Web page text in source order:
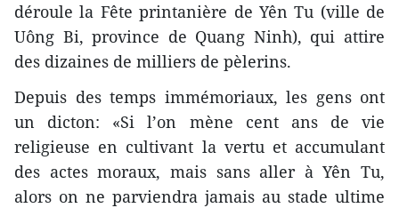
déroule la Fête printanière de Yên Tu (ville de
Uông Bi, province de Quang Ninh), qui attire
des dizaines de milliers de pèlerins.
Depuis des temps immémoriaux, les gens ont
un dicton: «Si l’on mène cent ans de vie
religieuse en cultivant la vertu et accumulant
des actes moraux, mais sans aller à Yên Tu,
alors on ne parviendra jamais au stade ultime